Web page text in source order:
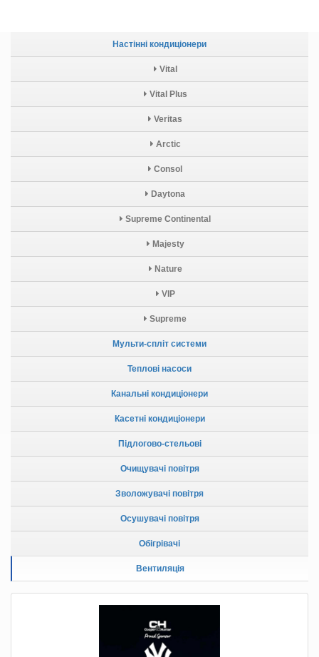
Настінні кондиціонери
Vital
Vital Plus
Veritas
Arctic
Consol
Daytona
Supreme Continental
Majesty
Nature
VIP
Supreme
Мульти-спліт системи
Теплові насоси
Канальні кондиціонери
Касетні кондиціонери
Підлогово-стельові
Очищувачі повітря
Зволожувачі повітря
Осушувачі повітря
Обігрівачі
Вентиляція